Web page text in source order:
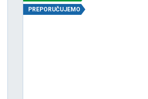
PREPORUČUJEMO